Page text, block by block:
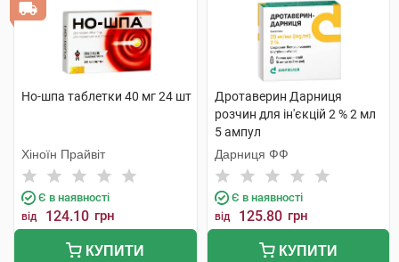
Но-шпа таблетки 40 мг 24 шт
Хіноїн Прайвіт
Є в наявності
від 124.10 грн
КУПИТИ
Дротаверин Дарниця
розчин для ін'єкцій 2 % 2 мл
5 ампул
Дарниця ФФ
Є в наявності
від 125.80 грн
КУПИТИ